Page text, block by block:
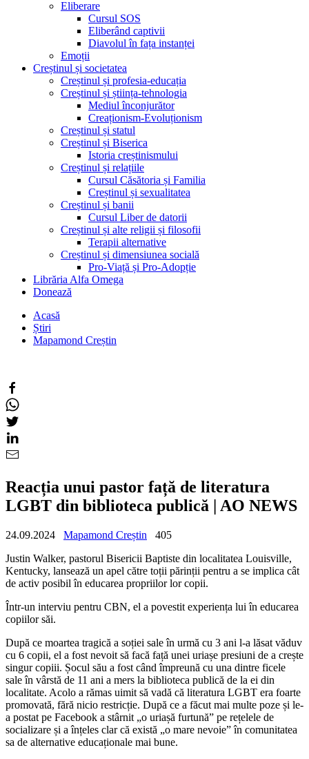
Eliberare
Cursul SOS
Eliberând captivii
Diavolul în fața instanței
Emoții
Creștinul și societatea
Creștinul și profesia-educația
Creștinul și știința-tehnologia
Mediul înconjurător
Creaționism-Evoluționism
Creștinul și statul
Creștinul și Biserica
Istoria creștinismului
Creștinul și relațiile
Cursul Căsătoria și Familia
Creștinul și sexualitatea
Creștinul și banii
Cursul Liber de datorii
Creștinul și alte religii și filosofii
Terapii alternative
Creștinul și dimensiunea socială
Pro-Viață și Pro-Adopție
Librăria Alfa Omega
Donează
Acasă
Știri
Mapamond Creștin
Reacția unui pastor față de literatura
LGBT din biblioteca publică | AO NEWS
24.09.2024 Mapamond Creștin
405
Justin Walker, pastorul Bisericii Baptiste din localitatea Louisville,
Kentucky, lansează un apel către toții părinții pentru a se implica cât
de activ posibil în educarea propriilor lor copii.
Într-un interviu pentru CBN, el a povestit experiența lui în educarea
copiilor săi.
După ce moartea tragică a soției sale în urmă cu 3 ani l-a lăsat văduv
cu 6 copii, el a fost nevoit să facă față unei uriașe presiuni de a crește
singur copiii. Șocul său a fost când împreună cu una dintre ficele
sale în vârstă de 11 ani a mers la biblioteca publică de la ei din
localitate. Acolo a rămas uimit să vadă că literatura LGBT era foarte
promovată, fără nicio restricție. După ce a făcut mai multe poze și le-
a postat pe Facebook a stârnit „o uriașă furtună” pe rețelele de
socializare și a înțeles clar că există „o mare nevoie” în comunitatea
sa de alternative educaționale mai bune.